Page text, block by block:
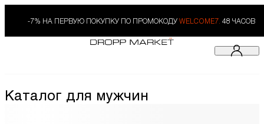
-7% НА ПЕРВУЮ ПОКУПКУ ПО ПРОМОКОДУ WELCOME7. 48 ЧАСОВ
Каталог для мужчин